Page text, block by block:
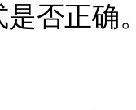
否正确